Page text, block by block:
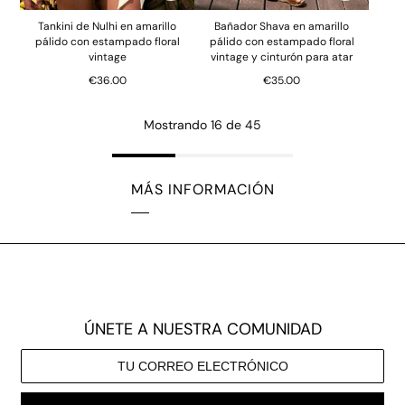
Tankini de Nulhi en amarillo
pálido con estampado floral
vintage
€36.00
Bañador Shava en amarillo
pálido con estampado floral
vintage y cinturón para atar
€35.00
Mostrando 16 de 45
MÁS INFORMACIÓN
ÚNETE A NUESTRA COMUNIDAD